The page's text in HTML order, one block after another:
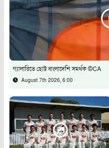
গ্যালারিতে ছোট্ট বাংলাদেশি সমর্থক ©CA
August 7th 2026, 6:00